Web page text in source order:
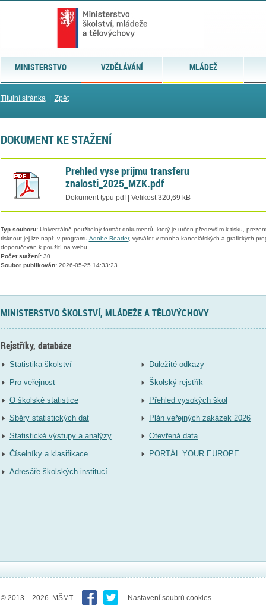
MINISTERSTVO VZDĚLÁVÁNÍ MLÁDEŽ
Titulní stránka| Zpět
DOKUMENT KE STAŽENÍ
Prehled vyse prijmu transferu
znalosti_2025_MZK.pdf
Dokument typu pdf | Velikost 320,69 kB
Typ souboru:Univerzálně použitelný formát dokumentů, který je určen především k tisku,
tisknout jej lze např. v programu Adobe Reader, vytvářet v mnoha kancelářských a grafických
doporučován k použití na webu.
Počet stažení:30
Soubor publikován:2026-05-25 14:33:23
MINISTERSTVO ŠKOLSTVÍ, MLÁDEŽE A TĚLOVÝCHOVY
Rejstříky, databáze
Statistika školství
Pro veřejnost
O školské statistice
Sběry statistických dat
Statistické výstupy a analýzy
Číselníky a klasifikace
Adresáře školských institucí
Důležité odkazy
Školský rejstřík
Přehled vysokých škol
Plán veřejných zakázek 2026
Otevřená data
PORTÁL YOUR EUROPE
© 2013 – 2026 MŠMT Nastavení soubrů cookies